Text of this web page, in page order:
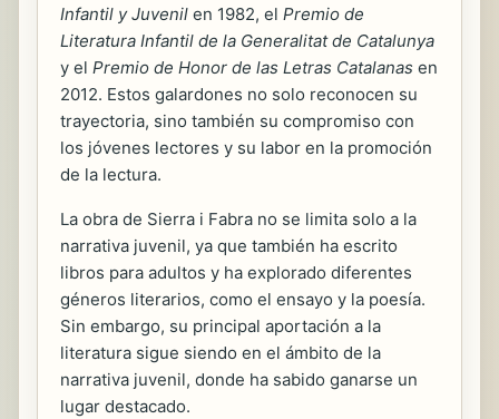
Infantil y Juvenil en 1982, el Premio de
Literatura Infantil de la Generalitat de Catalunya
y el Premio de Honor de las Letras Catalanas en
2012. Estos galardones no solo reconocen su
trayectoria, sino también su compromiso con
los jóvenes lectores y su labor en la promoción
de la lectura.
La obra de Sierra i Fabra no se limita solo a la
narrativa juvenil, ya que también ha escrito
libros para adultos y ha explorado diferentes
géneros literarios, como el ensayo y la poesía.
Sin embargo, su principal aportación a la
literatura sigue siendo en el ámbito de la
narrativa juvenil, donde ha sabido ganarse un
lugar destacado.